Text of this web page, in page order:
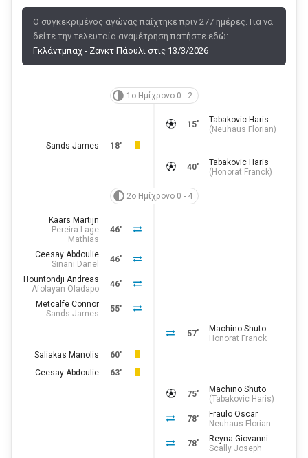
Ο συγκεκριμένος αγώνας παίχτηκε πριν 277 ημέρες. Για να
δείτε την τελευταία αναμέτρηση πατήστε εδώ:
Γκλάντμπαχ - Ζανκτ Πάουλι στις 13/3/2026
1ο Ημίχρονο 0 - 2
15'
Tabakovic Haris
( Neuhaus Florian)
18'
Sands James
40'
Tabakovic Haris
( Honorat Franck)
2ο Ημίχρονο 0 - 4
46'
Kaars Martijn
Pereira Lage
Mathias
46'
Ceesay Abdoulie
Sinani Danel
46'
Hountondji Andreas
Afolayan Oladapo
55'
Metcalfe Connor
Sands James
57'
Machino Shuto
Honorat Franck
60'
Saliakas Manolis
63'
Ceesay Abdoulie
75'
Machino Shuto
(Tabakovic Haris)
78'
Fraulo Oscar
Neuhaus Florian
78'
Reyna Giovanni
Scally Joseph